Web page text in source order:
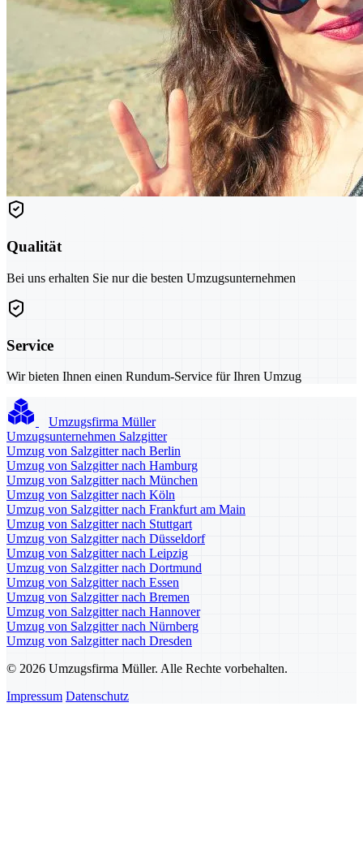
Qualität
Bei uns erhalten Sie nur die besten Umzugsunternehmen
Service
Wir bieten Ihnen einen Rundum-Service für Ihren Umzug
Umzugsfirma Müller
Umzugsunternehmen Salzgitter
Umzug von Salzgitter nach Berlin
Umzug von Salzgitter nach Hamburg
Umzug von Salzgitter nach München
Umzug von Salzgitter nach Köln
Umzug von Salzgitter nach Frankfurt am Main
Umzug von Salzgitter nach Stuttgart
Umzug von Salzgitter nach Düsseldorf
Umzug von Salzgitter nach Leipzig
Umzug von Salzgitter nach Dortmund
Umzug von Salzgitter nach Essen
Umzug von Salzgitter nach Bremen
Umzug von Salzgitter nach Hannover
Umzug von Salzgitter nach Nürnberg
Umzug von Salzgitter nach Dresden
© 2026 Umzugsfirma Müller. Alle Rechte vorbehalten.
Impressum Datenschutz